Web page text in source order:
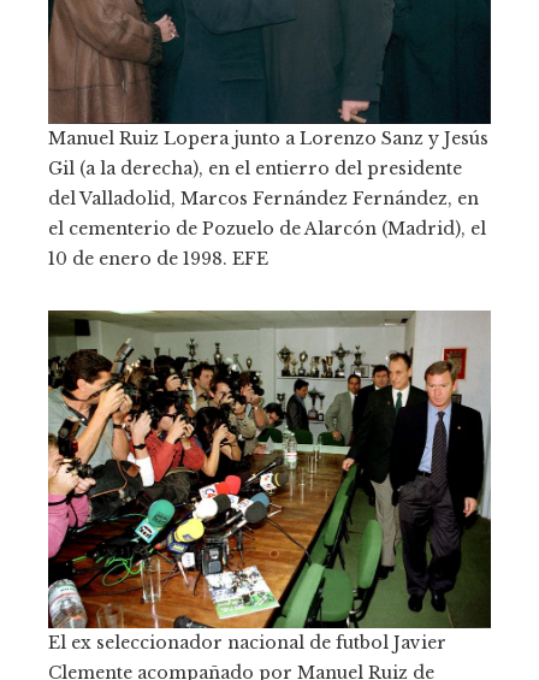
Manuel Ruiz Lopera junto a Lorenzo Sanz y Jesús
Gil (a la derecha), en el entierro del presidente
del Valladolid, Marcos Fernández Fernández, en
el cementerio de Pozuelo de Alarcón (Madrid), el
10 de enero de 1998. EFE
El ex seleccionador nacional de futbol Javier
Clemente acompañado por Manuel Ruiz de